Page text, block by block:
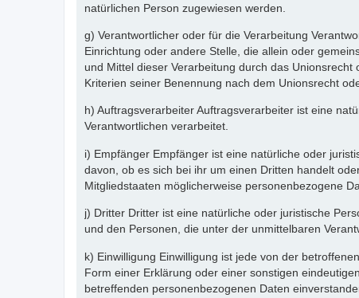
natürlichen Person zugewiesen werden.
g) Verantwortlicher oder für die Verarbeitung
Einrichtung oder andere Stelle, die allein oder
und Mittel dieser Verarbeitung durch das
Kriterien seiner Benennung nach dem Unionsrecht
h) Auftragsverarbeiter Auftragsverarbeiter ist eine
Verantwortlichen verarbeitet.
i) Empfänger Empfänger ist eine natürliche oder
davon, ob es sich bei ihr um einen Dritten handelt
Mitgliedstaaten möglicherweise personenbezogene
j) Dritter Dritter ist eine natürliche oder juristische
und den Personen, die unter der unmittelbaren
k) Einwilligung Einwilligung ist jede von der
Form einer Erklärung oder einer sonstigen
betreffenden personenbezogenen Daten